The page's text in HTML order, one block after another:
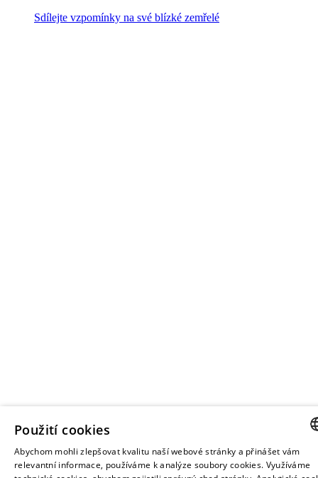
Sdílejte vzpomínky na své blízké zemřelé
Použití cookies
Abychom mohli zlepšovat kvalitu naší webové stránky a přinášet vám
relevantní informace, používáme k analýze soubory cookies. Využíváme